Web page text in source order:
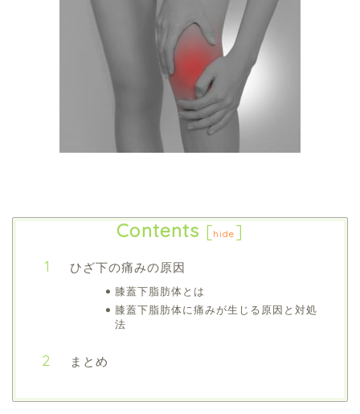
Contents [hide ]
ひざ下の痛みの原因
膝蓋下脂肪体とは
膝蓋下脂肪体に痛みが生じる原因と対処
法
まとめ